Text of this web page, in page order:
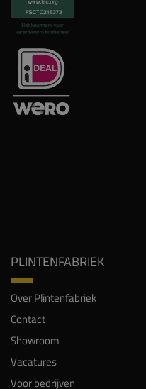
PLINTENFABRIEK
Over Plintenfabriek
Contact
Showroom
Vacatures
Voor bedrijven